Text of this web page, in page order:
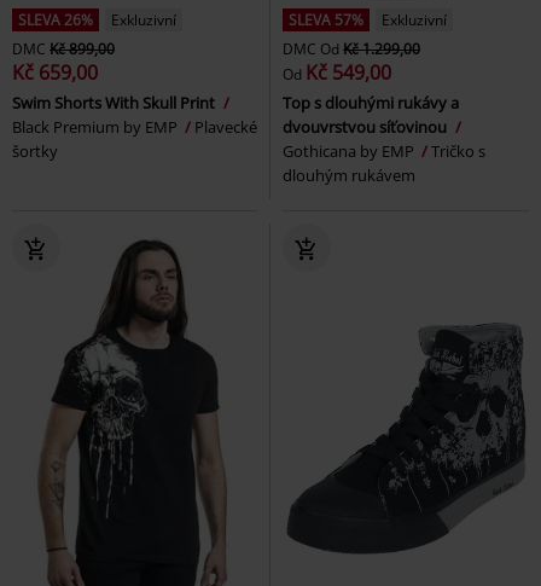
SLEVA 26%
Exkluzivní
DMC Kč 899,00
Kč 659,00
Swim Shorts With Skull Print
Black Premium by EMP
Plavecké
šortky
SLEVA 57%
Exkluzivní
DMC Od Kč 1.299,00
Od Kč 549,00
Top s dlouhými rukávy a
dvouvrstvou síťovinou
Gothicana by EMP
Tričko s
dlouhým rukávem